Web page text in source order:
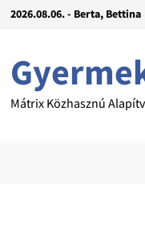
2026.08.06. - Berta, Bettina
Mátrix Közhasznú